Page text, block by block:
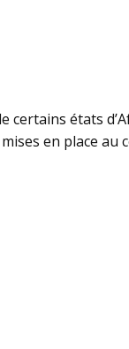
certains états
en place au